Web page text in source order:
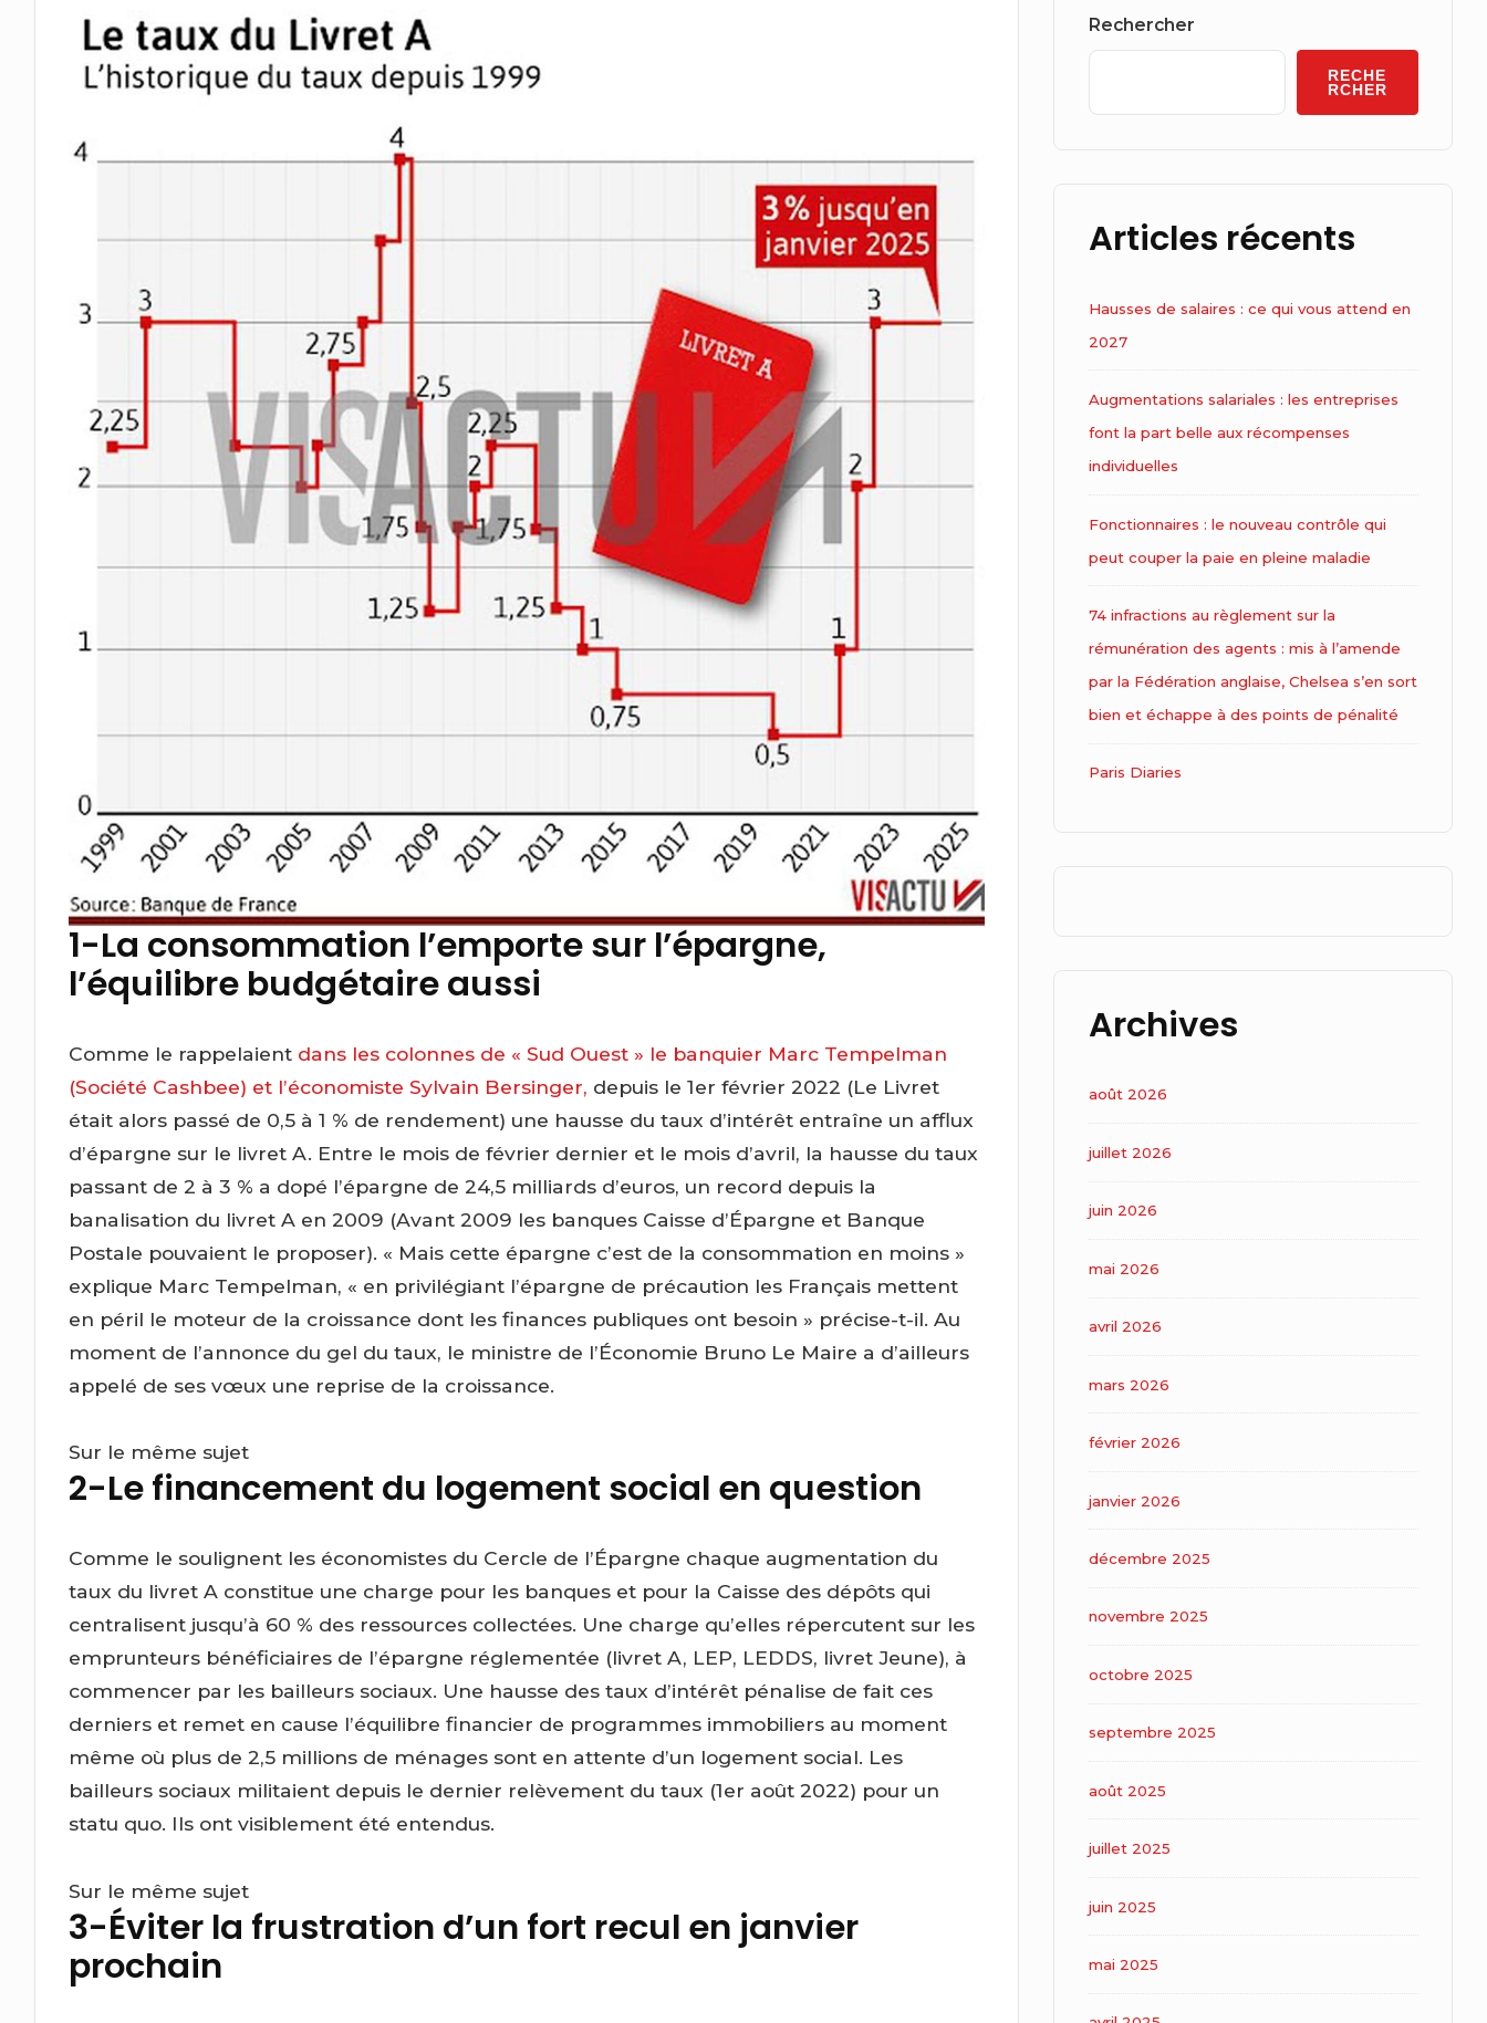
1-La consommation l’emporte sur l’épargne,
l’équilibre budgétaire aussi
Comme le rappelaient dans les colonnes de « Sud Ouest » le banquier Marc Tempelman
(Société Cashbee) et l’économiste Sylvain Bersinger, depuis le 1er février 2022 (Le Livret
était alors passé de 0,5 à 1 % de rendement) une hausse du taux d’intérêt entraîne un afflux
d’épargne sur le livret A. Entre le mois de février dernier et le mois d’avril, la hausse du taux
passant de 2 à 3 % a dopé l’épargne de 24,5 milliards d’euros, un record depuis la
banalisation du livret A en 2009 (Avant 2009 les banques Caisse d’Épargne et Banque
Postale pouvaient le proposer). « Mais cette épargne c’est de la consommation en moins »
explique Marc Tempelman, « en privilégiant l’épargne de précaution les Français mettent
en péril le moteur de la croissance dont les finances publiques ont besoin » précise-t-il. Au
moment de l’annonce du gel du taux, le ministre de l’Économie Bruno Le Maire a d’ailleurs
appelé de ses vœux une reprise de la croissance.
Sur le même sujet
2-Le financement du logement social en question
Comme le soulignent les économistes du Cercle de l’Épargne chaque augmentation du
taux du livret A constitue une charge pour les banques et pour la Caisse des dépôts qui
centralisent jusqu’à 60 % des ressources collectées. Une charge qu’elles répercutent sur les
emprunteurs bénéficiaires de l’épargne réglementée (livret A, LEP, LEDDS, livret Jeune), à
commencer par les bailleurs sociaux. Une hausse des taux d’intérêt pénalise de fait ces
derniers et remet en cause l’équilibre financier de programmes immobiliers au moment
même où plus de 2,5 millions de ménages sont en attente d’un logement social. Les
bailleurs sociaux militaient depuis le dernier relèvement du taux (1er août 2022) pour un
statu quo. Ils ont visiblement été entendus.
Sur le même sujet
3-Éviter la frustration d’un fort recul en janvier
prochain
Widget
Rechercher
RECHE
RCHER
Articles récents
Hausses de salaires : ce qui vous attend en
2027
Augmentations salariales : les entreprises
font la part belle aux récompenses
individuelles
Fonctionnaires : le nouveau contrôle qui
peut couper la paie en pleine maladie
74 infractions au règlement sur la
rémunération des agents : mis à l’amende
par la Fédération anglaise, Chelsea s’en sort
bien et échappe à des points de pénalité
Paris Diaries
Archives
août 2026
juillet 2026
juin 2026
mai 2026
avril 2026
mars 2026
février 2026
janvier 2026
décembre 2025
novembre 2025
octobre 2025
septembre 2025
août 2025
juillet 2025
juin 2025
mai 2025